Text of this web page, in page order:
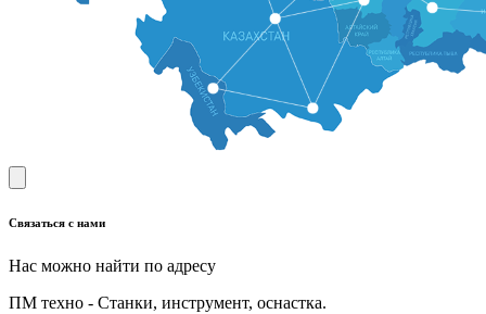
Связаться с нами
Нас можно найти по адресу
ПМ техно - Станки, инструмент, оснастка.